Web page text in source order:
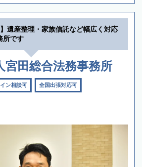
】遺産整理・家族信託など幅広く対応
所です
宮田総合法務事務所
ン相談可 全国出張対応可